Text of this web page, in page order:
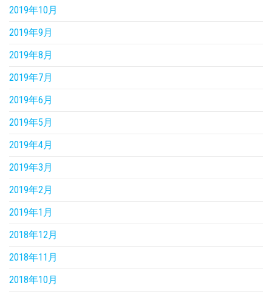
2019年10月
2019年9月
2019年8月
2019年7月
2019年6月
2019年5月
2019年4月
2019年3月
2019年2月
2019年1月
2018年12月
2018年11月
2018年10月